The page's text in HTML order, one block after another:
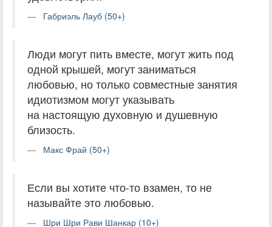
Габриэль Лауб (50+)
Люди могут пить вместе, могут жить под
одной крышей, могут заниматься
любовью, но только совместные занятия
идиотизмом могут указывать
на настоящую духовную и душевную
близость.
Макс Фрай (50+)
Если вы хотите что-то взамен, то не
называйте это любовью.
Шри Шри Рави Шанкар (10+)